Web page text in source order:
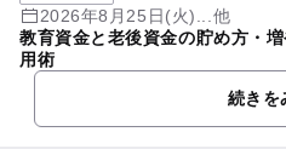
2026年8月25日(火)...他
教育資金と老後資金の貯め方・
用術
続きを